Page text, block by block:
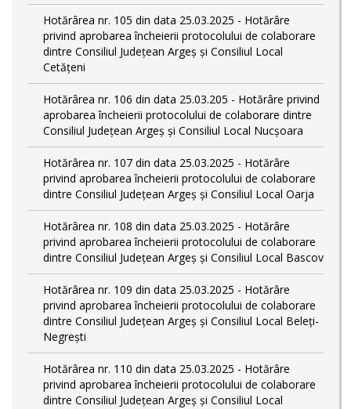
Hotărârea nr. 105 din data 25.03.2025 - Hotărâre
privind aprobarea încheierii protocolului de colaborare
dintre Consiliul Județean Argeș și Consiliul Local
Cetățeni
Hotărârea nr. 106 din data 25.03.205 - Hotărâre privind
aprobarea încheierii protocolului de colaborare dintre
Consiliul Județean Argeș și Consiliul Local Nucșoara
Hotărârea nr. 107 din data 25.03.2025 - Hotărâre
privind aprobarea încheierii protocolului de colaborare
dintre Consiliul Județean Argeș și Consiliul Local Oarja
Hotărârea nr. 108 din data 25.03.2025 - Hotărâre
privind aprobarea încheierii protocolului de colaborare
dintre Consiliul Județean Argeș și Consiliul Local Bascov
Hotărârea nr. 109 din data 25.03.2025 - Hotărâre
privind aprobarea încheierii protocolului de colaborare
dintre Consiliul Județean Argeș și Consiliul Local Beleți-
Negrești
Hotărârea nr. 110 din data 25.03.2025 - Hotărâre
privind aprobarea încheierii protocolului de colaborare
dintre Consiliul Județean Argeș și Consiliul Local